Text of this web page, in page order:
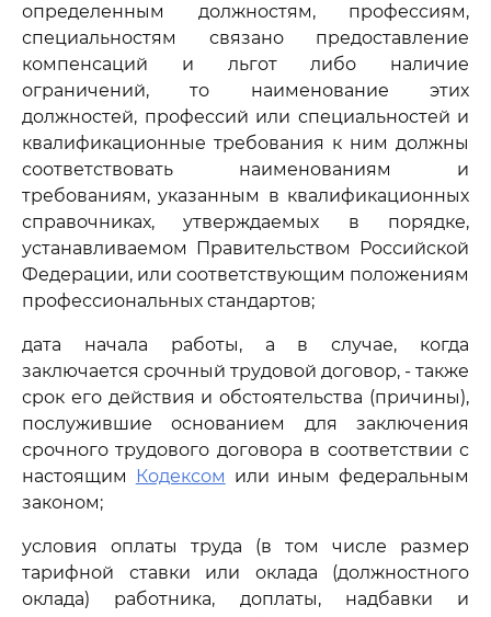
определенным должностям, профессиям,
специальностям связано предоставление
компенсаций и льгот либо наличие
ограничений, то наименование этих
должностей, профессий или специальностей и
квалификационные требования к ним должны
соответствовать наименованиям и
требованиям, указанным в квалификационных
справочниках, утверждаемых в порядке,
устанавливаемом Правительством Российской
Федерации, или соответствующим положениям
профессиональных стандартов;
дата начала работы, а в случае, когда
заключается срочный трудовой договор, - также
срок его действия и обстоятельства (причины),
послужившие основанием для заключения
срочного трудового договора в соответствии с
настоящим
Кодексом или иным федеральным
законом;
условия оплаты труда (в том числе размер
тарифной ставки или оклада (должностного
оклада) работника, доплаты, надбавки и